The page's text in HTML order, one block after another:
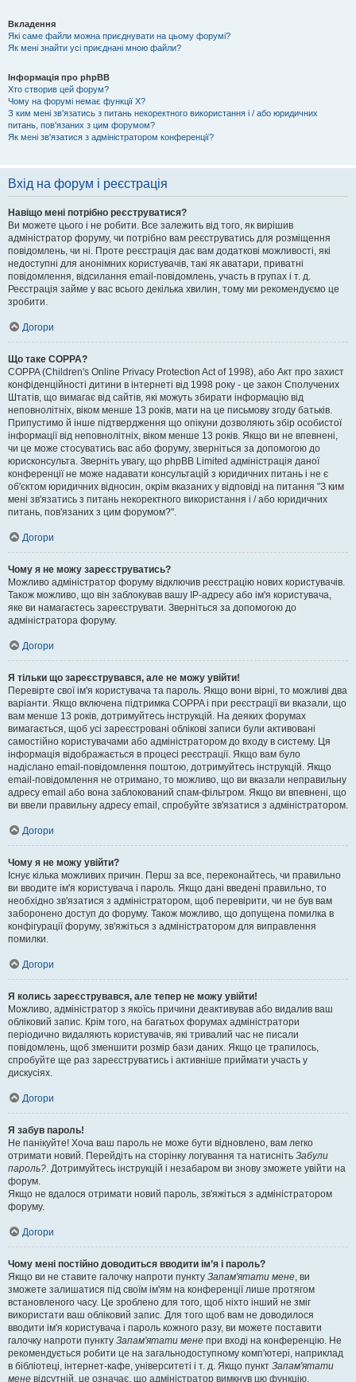
Вкладення
Які саме файли можна приєднувати на цьому форумі?
Як мені знайти усі приєднані мною файли?
Інформація про phpBB
Хто створив цей форум?
Чому на форумі немає функції X?
З ким мені зв'язатись з питань некоректного використання і / або юридичних
питань, пов'язаних з цим форумом?
Як мені зв'язатися з адміністратором конференції?
Вхід на форум і реєстрація
Навіщо мені потрібно реєструватися?
Ви можете цього і не робити. Все залежить від того, як вирішив
адміністратор форуму, чи потрібно вам реєструватись для розміщення
повідомлень, чи ні. Проте реєстрація дає вам додаткові можливості, які
недоступні для анонімних користувачів, такі як аватари, приватні
повідомлення, відсилання email-повідомлень, участь в групах і т. д.
Реєстрація займе у вас всього декілька хвилин, тому ми рекомендуємо це
зробити.
Догори
Що таке COPPA?
COPPA (Children's Online Privacy Protection Act of 1998), або Акт про захист
конфіденційності дитини в інтернеті від 1998 року - це закон Сполучених
Штатів, що вимагає від сайтів, які можуть збирати інформацію від
неповнолітніх, віком менше 13 років, мати на це письмову згоду батьків.
Припустимо й інше підтвердження що опікуни дозволяють збір особистої
інформації від неповнолітніх, віком менше 13 років. Якщо ви не впевнені,
чи це може стосуватись вас або форуму, зверніться за допомогою до
юрисконсульта. Зверніть увагу, що phpBB Limited адміністрація даної
конференції не може надавати консультацій з юридичних питань і не є
об'єктом юридичних відносин, окрім вказаних у відповіді на питання "З ким
мені зв'язатись з питань некоректного використання і / або юридичних
питань, пов'язаних з цим форумом?".
Догори
Чому я не можу зареєструватись?
Можливо адміністратор форуму відключив реєстрацію нових користувачів.
Також можливо, що він заблокував вашу IP-адресу або ім'я користувача,
яке ви намагаєтесь зареєструвати. Зверніться за допомогою до
адміністратора форуму.
Догори
Я тільки що зареєструвався, але не можу увійти!
Перевірте свої ім'я користувача та пароль. Якщо вони вірні, то можливі два
варіанти. Якщо включена підтримка COPPA і при реєстрації ви вказали, що
вам менше 13 років, дотримуйтесь інструкцій. На деяких форумах
вимагається, щоб усі зареєстровані облікові записи були активовані
самостійно користувачами або адміністратором до входу в систему. Ця
інформація відображається в процесі реєстрації. Якщо вам було
надіслано email-повідомлення поштою, дотримуйтесь інструкцій. Якщо
email-повідомлення не отримано, то можливо, що ви вказали неправильну
адресу email або вона заблокований спам-фільтром. Якщо ви впевнені, що
ви ввели правильну адресу email, спробуйте зв'язатися з адміністратором.
Догори
Чому я не можу увійти?
Існує кілька можливих причин. Перш за все, переконайтесь, чи правильно
ви вводите ім'я користувача і пароль. Якщо дані введені правильно, то
необхідно зв'язатися з адміністратором, щоб перевірити, чи не був вам
заборонено доступ до форуму. Також можливо, що допущена помилка в
конфігурації форуму, зв'яжіться з адміністратором для виправлення
помилки.
Догори
Я колись зареєструвався, але тепер не можу увійти!
Можливо, адміністратор з якоїсь причини деактивував або видалив ваш
обліковий запис. Крім того, на багатьох форумах адміністратори
періодично видаляють користувачів, які тривалий час не писали
повідомлень, щоб зменшити розмір бази даних. Якщо це трапилось,
спробуйте ще раз зареєструватись і активніше приймати участь у
дискусіях.
Догори
Я забув пароль!
Не панікуйте! Хоча ваш пароль не може бути відновлено, вам легко
отримати новий. Перейдіть на сторінку логування та натисніть Забули
пароль?. Дотримуйтесь інструкцій і незабаром ви знову зможете увійти на
форум.
Якщо не вдалося отримати новий пароль, зв'яжіться з адміністратором
форуму.
Догори
Чому мені постійно доводиться вводити ім’я і пароль?
Якщо ви не ставите галочку напроти пункту Запам'ятати мене, ви
зможете залишатися під своїм ім'ям на конференції лише протягом
встановленого часу. Це зроблено для того, щоб ніхто інший не зміг
використати ваш обліковий запис. Для того щоб вам не доводилося
вводити ім'я користувача і пароль кожного разу, ви можете поставити
галочку напроти пункту Запам'ятати мене при вході на конференцію. Не
рекомендується робити це на загальнодоступному комп'ютері, наприклад
в бібліотеці, інтернет-кафе, університеті і т. д. Якщо пункт Запам'ятати
мене відсутній, це означає, що адміністратор вимкнув цю функцію.